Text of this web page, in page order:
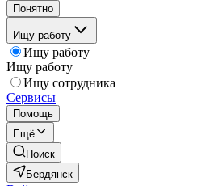
Понятно
Ищу работу
Ищу работу
Ищу работу
Ищу сотрудника
Сервисы
Помощь
Ещё
Поиск
Бердянск